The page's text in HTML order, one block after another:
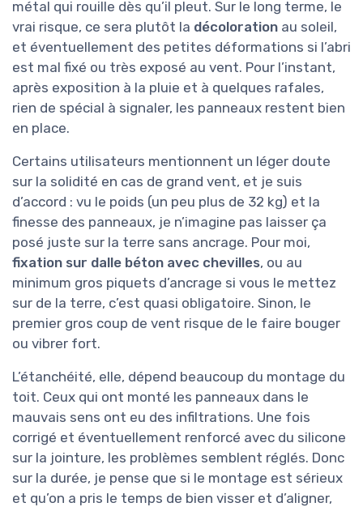
métal qui rouille dès qu’il pleut. Sur le long terme, le
vrai risque, ce sera plutôt la décoloration au soleil,
et éventuellement des petites déformations si l’abri
est mal fixé ou très exposé au vent. Pour l’instant,
après exposition à la pluie et à quelques rafales,
rien de spécial à signaler, les panneaux restent bien
en place.
Certains utilisateurs mentionnent un léger doute
sur la solidité en cas de grand vent, et je suis
d’accord : vu le poids (un peu plus de 32 kg) et la
finesse des panneaux, je n’imagine pas laisser ça
posé juste sur la terre sans ancrage. Pour moi,
fixation sur dalle béton avec chevilles, ou au
minimum gros piquets d’ancrage si vous le mettez
sur de la terre, c’est quasi obligatoire. Sinon, le
premier gros coup de vent risque de le faire bouger
ou vibrer fort.
L’étanchéité, elle, dépend beaucoup du montage du
toit. Ceux qui ont monté les panneaux dans le
mauvais sens ont eu des infiltrations. Une fois
corrigé et éventuellement renforcé avec du silicone
sur la jointure, les problèmes semblent réglés. Donc
sur la durée, je pense que si le montage est sérieux
et qu’on a pris le temps de bien visser et d’aligner,